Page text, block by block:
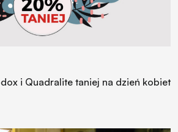
i Quadralite taniej na dzień kobiet